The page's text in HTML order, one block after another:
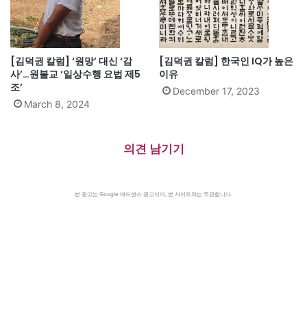
[김덕권 칼럼] ‘원망’ 대신 ‘감
사’…원불교 ‘일상수행 요법 제5
조’
March 8, 2024
[김덕권 칼럼] 한국인 IQ가 높은
이유
December 17, 2023
의견 남기기
본 광고는 Google 애드센스 광고이며, 본 사이트와는 무관합니다.